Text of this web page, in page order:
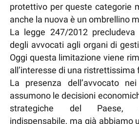
protettivo per queste categorie
anche la nuova è un ombrellino
La legge 247/2012 precludeva
degli avvocati agli organi di
Oggi questa limitazione viene
all’interesse di una ristrettissima
La presenza dell’avvocato
assumono le decisioni
strategiche del Paese,
indispensabile, ma già abbiamo